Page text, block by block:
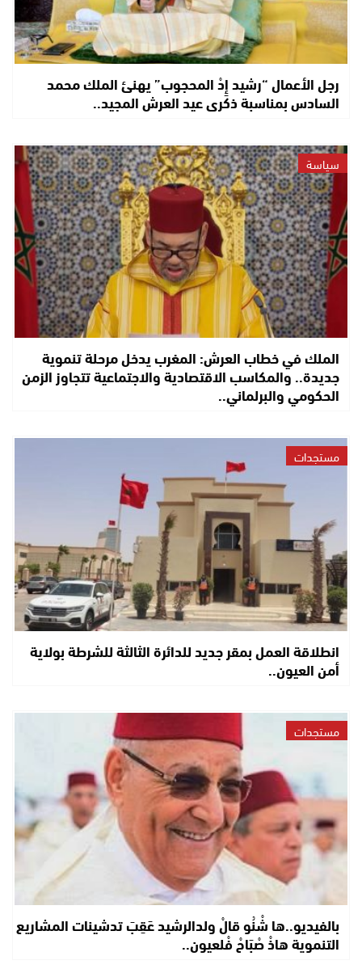
رجل الأعمال “رشيد إِدْ المحجوب” يهنئ الملك محمد
السادس بمناسبة ذكرى عيد العرش المجيد..
سياسة
الملك في خطاب العرش: المغرب يدخل مرحلة تنموية
جديدة.. والمكاسب الاقتصادية والاجتماعية تتجاوز الزمن
الحكومي والبرلماني..
مستجدات
انطلاقة العمل بمقر جديد للدائرة الثالثة للشرطة بولاية
أمن العيون..
مستجدات
بالفيديو..ها شْنُو قالْ ولدالرشيد عَقِبَ تدشينات المشاريع
التنموية هاذْ صْبَاحْ فْلعيون..